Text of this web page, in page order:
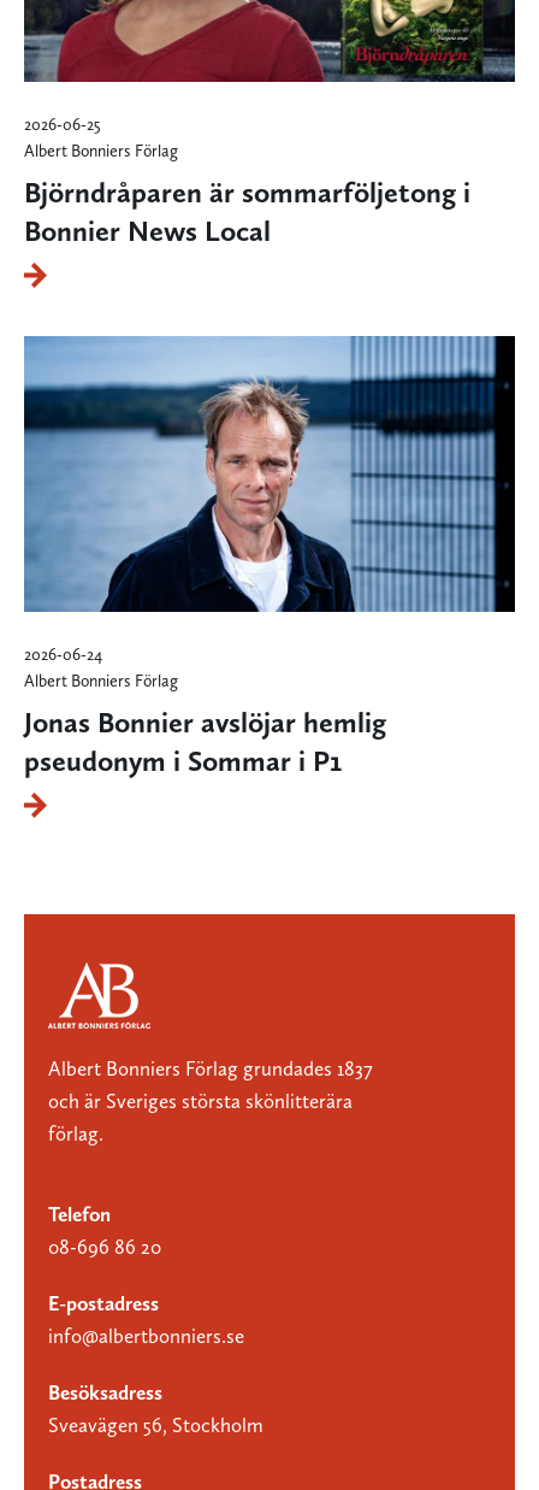
2026-06-25
Albert Bonniers Förlag
Björndråparen är sommarföljetong i
Bonnier News Local
2026-06-24
Albert Bonniers Förlag
Jonas Bonnier avslöjar hemlig
pseudonym i Sommar i P1
Albert Bonniers Förlag grundades 1837
och är Sveriges största skönlitterära
förlag.
Telefon
08-696 86 20
E-postadress
info@albertbonniers.se
Besöksadress
Sveavägen 56, Stockholm
Postadress